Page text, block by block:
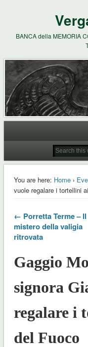
BANCA della MEMORIA
You are here: Home›
vuole regalare i tortellini
← Porretta Terme – Il
mistero della valigia
ritrovata
Gaggio
signora
regalare i
del Fuoco